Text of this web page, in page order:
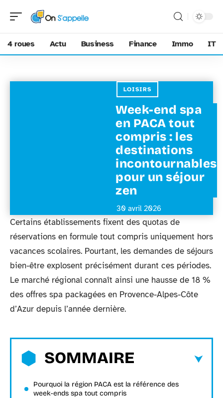
4 roues Actu Business Finance Immo IT
LOISIRS
Week-end spa
en PACA tout
compris : les
destinations
incontournables
pour un séjour
zen
30 avril 2026
Certains établissements fixent des quotas de
réservations en formule tout compris uniquement hors
vacances scolaires. Pourtant, les demandes de séjours
bien-être explosent précisément durant ces périodes.
Le marché régional connaît ainsi une hausse de 18 %
des offres spa packagées en Provence-Alpes-Côte
d’Azur depuis l’année dernière.
SOMMAIRE
Pourquoi la région PACA est la référence des
week-ends spa tout compris